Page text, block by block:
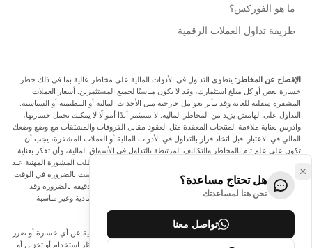
ما هو الفوركس؟
طريقة تداول العملات الرقمية
الإفصاح عن المخاطر: ينطوي التداول في الأدوات المالية على مخاطر عالية بما في ذلك خطر
خسارة بعض أو كل مبلغ استثمارك، وقد لا يكون مناسبًا لجميع المستثمرين. أسعار العملات
المشفرة متقلبة للغاية وقد تتأثر بعوامل خارجية مثل الأحداث المالية أو التنظيمية أو السياسية.
التداول على الهامش يزيد من المخاطر المالية. لا تستثمر أبدًا أموالًا لا يمكنك تحمل خسارتها،
وادرس بعناية ملاءمة المنتجات المعقدة مثل العقود مقابل الفروقات والمشتقات مع وضع وضعك
المالي في الاعتبار. قبل اتخاذ قرار بالتداول في الأدوات المالية أو العملات المشفرة، يجب أن
تكون على علم تام بالمخاطر والتكاليف المرتبطة بالتداول في الأسواق المالية، وأن تفكر بعناية
في أهدافك الاستثمارية ومستوى خبرتك ورغبتك في المخاطرة، وأن تطلب المشورة المهنية عند
الحاجة. تود Arincen أن تذكرك بأن البيانات الواردة في هذا الموقع ليست بالضرورة في الوقت
الفعلي وليست دقيقة. البيانات والأسعار الموجودة على الموقع ليست دقيقة بالضرورة وقد
تختلف عن السعر الفعلي في أي سوق معينة، مما يعني أن الأسعار إرشادية وغير مناسبة
لأغراض التداول.
لن يتحمل Arincen وأي مزود للبيانات الواردة في هذا الموقع المسؤولية عن أي خسارة أو ضرر
نتيجة لتداولك، أو اعتمادك على المعلومات الواردة في هذا الموقع. يحظر استخدام أو تخزين أو
هل تحتاج مساعدة؟
نحن هنا لمساعدتك
تواصل معنا